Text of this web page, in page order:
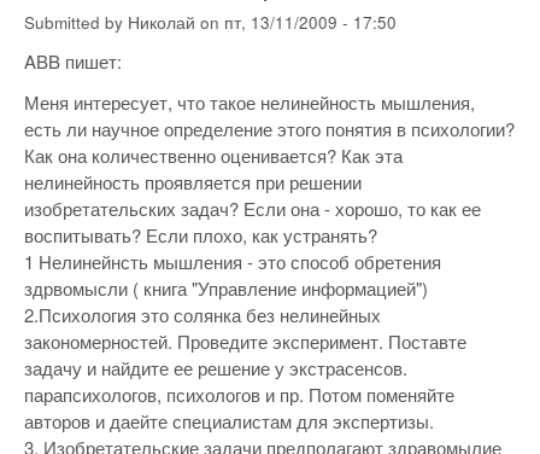
Submitted by Николай on пт, 13/11/2009 - 17:50
ABB пишет:
Меня интересует, что такое нелинейность мышления,
есть ли научное определение этого понятия в психологии?
Как она количественно оценивается? Как эта
нелинейность проявляется при решении
изобретательских задач? Если она - хорошо, то как ее
воспитывать? Если плохо, как устранять?
1 Нелинейнсть мышления - это способ обретения
здрвомысли ( книга "Управление информацией")
2.Психология это солянка без нелинейных
закономерностей. Проведите эксперимент. Поставте
задачу и найдите ее решение у экстрасенсов.
парапсихологов, психологов и пр. Потом поменяйте
авторов и даейте специалистам для экспертизы.
3. Изобретательские задачи предполагают здравомылие